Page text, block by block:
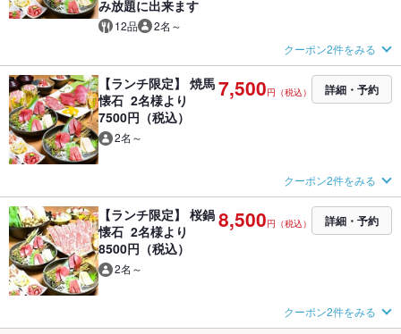
み放題に出来ます
12品 2名～
クーポン2件をみる
【ランチ限定】 焼馬
懐石 2名様より
7500円（税込）
2名～
7,500円（税込） 詳細・予約
クーポン2件をみる
【ランチ限定】 桜鍋
懐石 2名様より
8500円（税込）
2名～
8,500円（税込） 詳細・予約
クーポン2件をみる